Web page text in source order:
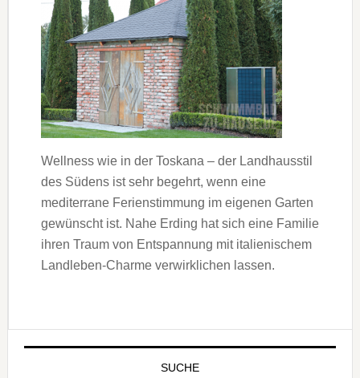
Wellness wie in der Toskana – der Landhausstil
des Südens ist sehr begehrt, wenn eine
mediterrane Ferienstimmung im eigenen Garten
gewünscht ist. Nahe Erding hat sich eine Familie
ihren Traum von Entspannung mit italienischem
Landleben-Charme verwirklichen lassen.
SUCHE